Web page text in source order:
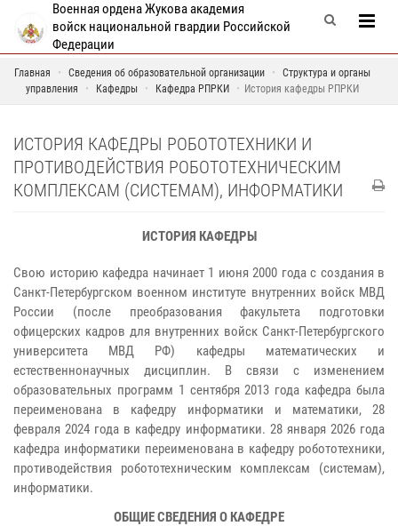
Военная ордена Жукова академия
войск национальной гвардии Российской
Федерации
Главная Сведения об образовательной организации
Структура и органы
управления
Кафедры Кафедра РПРКИ История кафедры РПРКИ
ИСТОРИЯ КАФЕДРЫ РОБОТОТЕХНИКИ И
ПРОТИВОДЕЙСТВИЯ РОБОТОТЕХНИЧЕСКИМ
КОМПЛЕКСАМ (СИСТЕМАМ), ИНФОРМАТИКИ
ИСТОРИЯ КАФЕДРЫ
Свою историю кафедра начинает 1 июня 2000 года с создания в
Санкт-Петербургском военном институте внутренних войск МВД
России (после преобразования факультета подготовки
офицерских кадров для внутренних войск Санкт-Петербургского
университета МВД РФ) кафедры математических и
естественнонаучных дисциплин. В связи с изменением
образовательных программ 1 сентября 2013 года кафедра была
переименована в кафедру информатики и математики, 28
февраля 2024 года в кафедру информатики. 28 января 2026 года
кафедра информатики переименована в кафедру робототехники,
противодействия робототехническим комплексам (системам),
информатики.
ОБЩИЕ СВЕДЕНИЯ О КАФЕДРЕ